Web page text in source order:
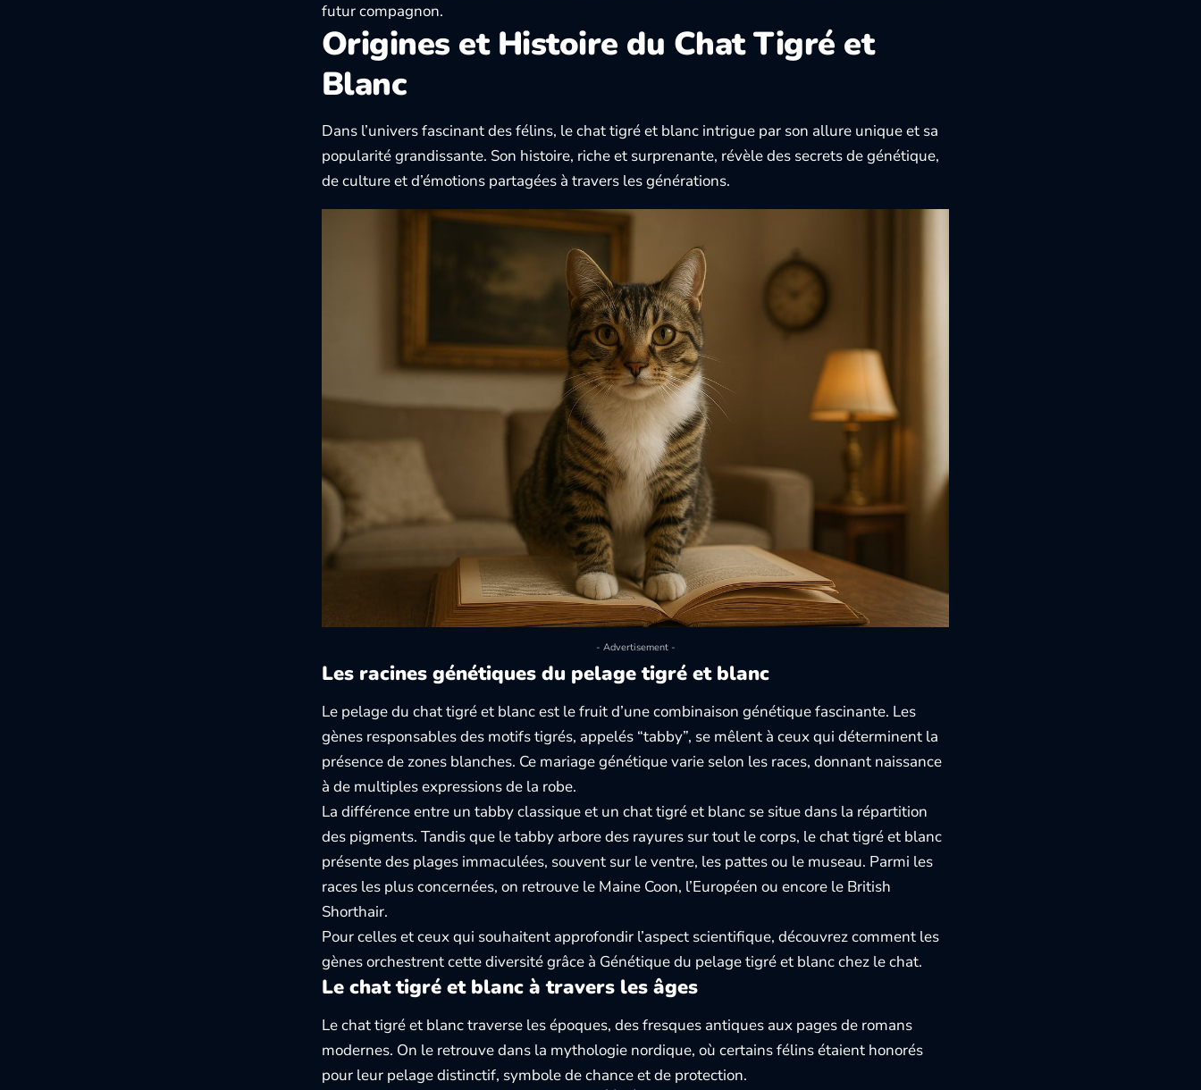
futur compagnon.
Origines et Histoire du Chat Tigré et
Blanc
Dans l’univers fascinant des félins, le chat tigré et blanc intrigue par son allure unique et sa
popularité grandissante. Son histoire, riche et surprenante, révèle des secrets de génétique,
de culture et d’émotions partagées à travers les générations.
- Advertisement -
Les racines génétiques du pelage tigré et blanc
Le pelage du chat tigré et blanc est le fruit d’une combinaison génétique fascinante. Les
gènes responsables des motifs tigrés, appelés “tabby”, se mêlent à ceux qui déterminent la
présence de zones blanches. Ce mariage génétique varie selon les races, donnant naissance
à de multiples expressions de la robe.
La différence entre un tabby classique et un chat tigré et blanc se situe dans la répartition
des pigments. Tandis que le tabby arbore des rayures sur tout le corps, le chat tigré et blanc
présente des plages immaculées, souvent sur le ventre, les pattes ou le museau. Parmi les
races les plus concernées, on retrouve le Maine Coon, l’Européen ou encore le British
Shorthair.
Pour celles et ceux qui souhaitent approfondir l’aspect scientifique, découvrez comment les
gènes orchestrent cette diversité grâce à Génétique du pelage tigré et blanc chez le chat.
Le chat tigré et blanc à travers les âges
Le chat tigré et blanc traverse les époques, des fresques antiques aux pages de romans
modernes. On le retrouve dans la mythologie nordique, où certains félins étaient honorés
pour leur pelage distinctif, symbole de chance et de protection.